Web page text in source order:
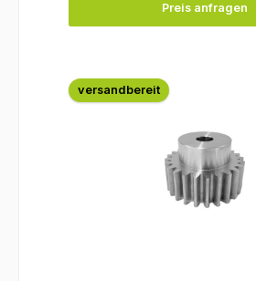
Preis anfragen
versandbereit